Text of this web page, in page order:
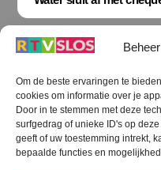
Om de beste ervaringen te
cookies om informatie over je
Door in te stemmen met deze
surfgedrag of unieke ID's op
geeft of uw toestemming intrekt,
bepaalde functies en
RTV SLOS